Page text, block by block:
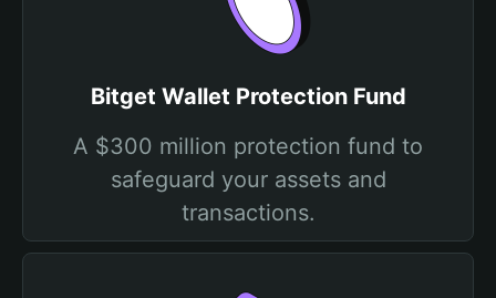
Bitget Wallet Protection Fund
A $300 million protection fund to
safeguard your assets and
transactions.